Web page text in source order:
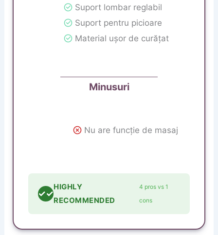
Suport lombar reglabil
Suport pentru picioare
Material ușor de curățat
Minusuri
Nu are funcție de masaj
✓✓
HIGHLY
RECOMMENDED
4 pros vs 1
cons